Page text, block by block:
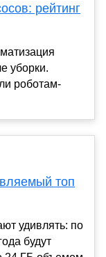
рейтинг
уборки.
роботам-
топ
удивлять: по
будут